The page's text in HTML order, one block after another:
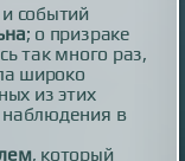
событий
; о призраке
так много раз,
широко
из этих
в
, который